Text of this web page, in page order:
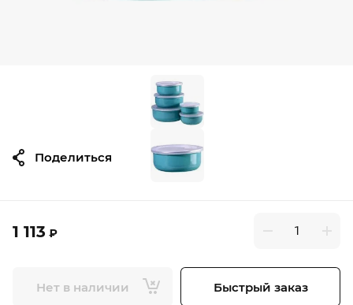
1 113 ₽
Нет в наличии Быстрый заказ
Поделиться